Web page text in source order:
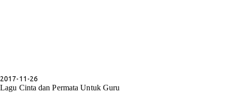
2017-11-26
Lagu Cinta dan Permata Untuk Guru